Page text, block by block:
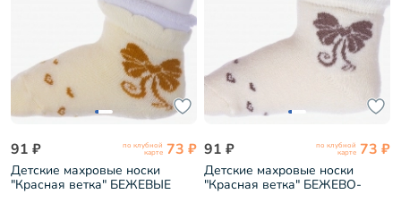
91 ₽ по клубной
карте 73 ₽
Детские махровые носки
"Красная ветка" БЕЖЕВЫЕ
91 ₽ по клубной
карте 73 ₽
Детские махровые носки
"Красная ветка" БЕЖЕВО-